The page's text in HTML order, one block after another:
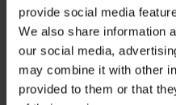
provide social media
We also share information
our social media,
may combine it with other
provided to them or that
Men det räcker inte bara
informationen måste
sätt. Genom att lägga till
produktbeskrivningarna
personalen att snabbt